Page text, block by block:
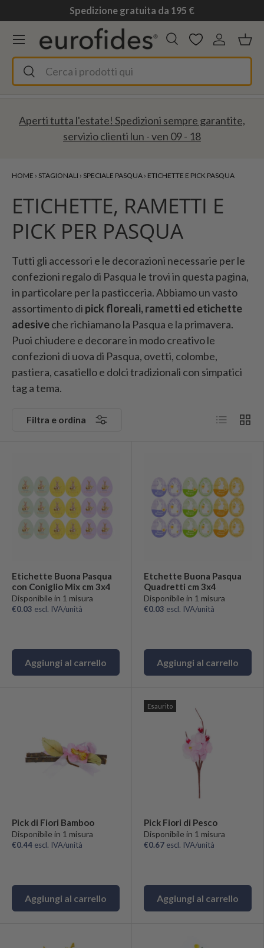
Passa ai contenuti
Spedizione gratuita da 195 €
Cerca
Cerca
Cerca Accedi
Menu
Aperti tutta l'estate! Spedizioni sempre garantite,
servizio clienti lun - ven 09 - 18
HOME › STAGIONALI › SPECIALE PASQUA › ETICHETTE E PICK PASQUA
ETICHETTE, RAMETTI E
PICK PER PASQUA
Tutti gli accessori e le decorazioni necessarie per le
confezioni regalo di Pasqua le trovi in questa pagina,
in particolare per la pasticceria. Abbiamo un vasto
assortimento di pick floreali, rametti ed etichette
adesiveche richiamano la Pasqua e la primavera.
Puoi chiudere e decorare in modo creativo le
confezioni di uova di Pasqua, ovetti, colombe,
pastiera, casatiello e dolci tradizionali con simpatici
tag a tema.
Filtra e ordina Elenco
Etichette Buona Pasqua
con Coniglio Mix cm 3x4
Disponibile in 1 misura
€0.03 escl. IVA/unità
Aggiungi al carrello
Etchette Buona Pasqua
Quadretti cm 3x4
Disponibile in 1 misura
€0.03 escl. IVA/unità
Aggiungi al carrello
Pick di Fiori Bamboo
Disponibile in 1 misura
€0.44 escl. IVA/unità
Aggiungi al carrello
Esaurito
Pick Fiori di Pesco
Disponibile in 1 misura
€0.67 escl. IVA/unità
Aggiungi al carrello